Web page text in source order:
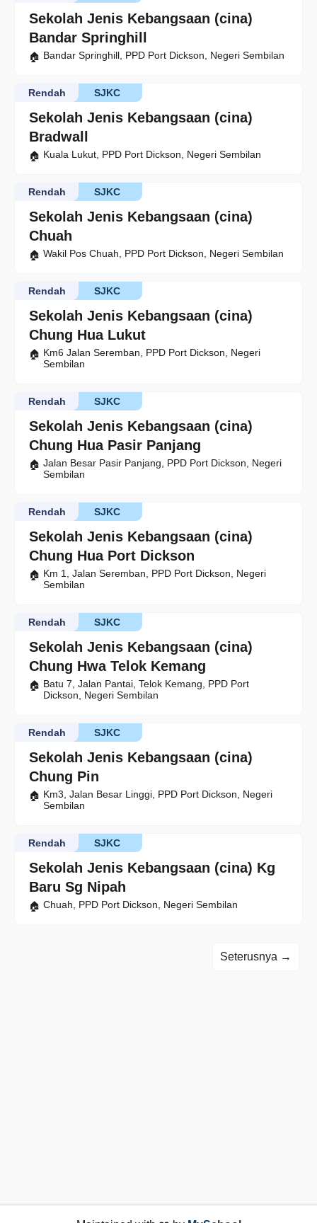
Sekolah Jenis Kebangsaan (cina)
Bandar Springhill
Bandar Springhill, PPD Port Dickson, Negeri Sembilan
Sekolah Jenis Kebangsaan (cina)
Bradwall
SJKC
Rendah
Kuala Lukut, PPD Port Dickson, Negeri Sembilan
Sekolah Jenis Kebangsaan (cina)
Chuah
SJKC
Rendah
Wakil Pos Chuah, PPD Port Dickson, Negeri Sembilan
Sekolah Jenis Kebangsaan (cina)
Chung Hua Lukut
SJKC
Rendah
Km6 Jalan Seremban, PPD Port Dickson, Negeri
Sembilan
Sekolah Jenis Kebangsaan (cina)
Chung Hua Pasir Panjang
SJKC
Rendah
Jalan Besar Pasir Panjang, PPD Port Dickson, Negeri
Sembilan
Sekolah Jenis Kebangsaan (cina)
Chung Hua Port Dickson
SJKC
Rendah
Km 1, Jalan Seremban, PPD Port Dickson, Negeri
Sembilan
Sekolah Jenis Kebangsaan (cina)
Chung Hwa Telok Kemang
SJKC
Rendah
Batu 7, Jalan Pantai, Telok Kemang, PPD Port
Dickson, Negeri Sembilan
Sekolah Jenis Kebangsaan (cina)
Chung Pin
SJKC
Rendah
Km3, Jalan Besar Linggi, PPD Port Dickson, Negeri
Sembilan
Sekolah Jenis Kebangsaan (cina) Kg
Baru Sg Nipah
SJKC
Rendah
Chuah, PPD Port Dickson, Negeri Sembilan
Seterusnya →